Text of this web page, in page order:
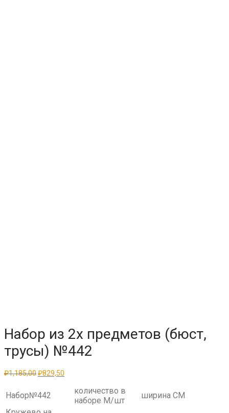
Набор из 2х предметов (бюст,
трусы) №442
₽1,185,00Первоначальная
составляла
₽1,185,00.
₽829,50
₽829,50.
Набор№442
количество в
наборе М/шт
ширина СМ